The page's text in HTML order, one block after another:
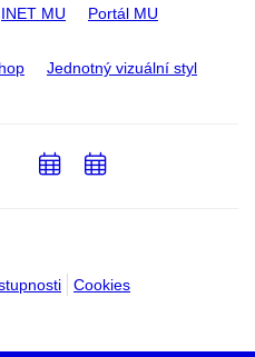
INET MU Portál MU
Jednotný vizuální styl
Cookies
PřidatPřidat